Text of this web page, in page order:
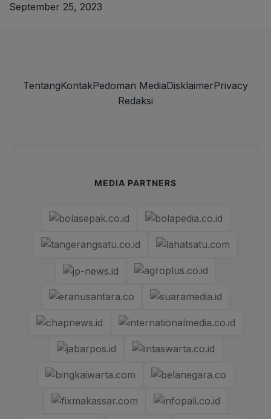
September 25, 2023
TentangKontakPedoman MediaDisklaimerPrivacy
Redaksi
MEDIA PARTNERS